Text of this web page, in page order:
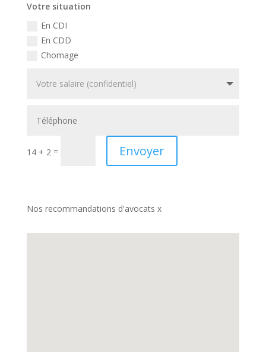
Votre situation
En CDI
En CDD
Chomage
14 + 2 = Envoyer
Nos recommandations d'avocats x